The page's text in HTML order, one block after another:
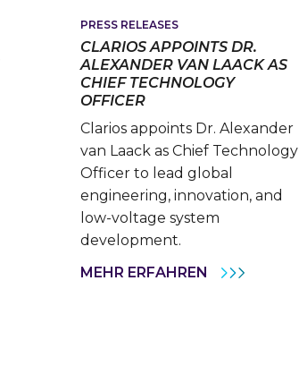
PRESS RELEASES
CLARIOS APPOINTS DR.
ALEXANDER VAN LAACK AS
CHIEF TECHNOLOGY
OFFICER
Clarios appoints Dr. Alexander
van Laack as Chief Technology
Officer to lead global
engineering, innovation, and
low-voltage system
development.
MEHR ERFAHREN CLARIOS